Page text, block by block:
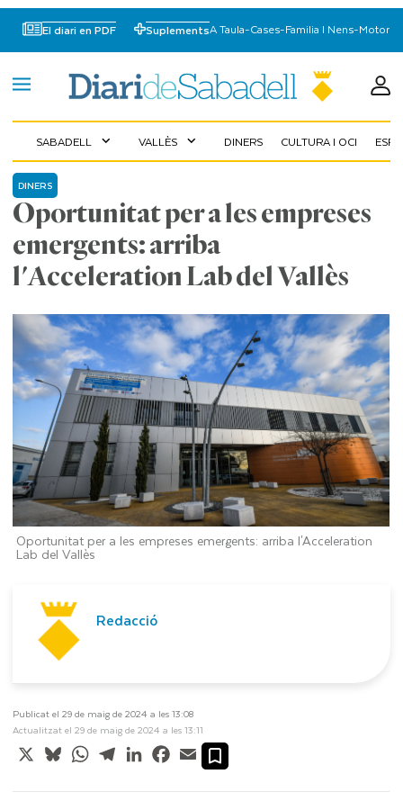
El diari en PDF SuplementsA Taula-Cases-Familia I Nens-Motor
SABADELL expand_more VALLÈS expand_more DINERS CULTURA I OCI
Oportunitat per a les empreses
emergents: arriba
l'Acceleration Lab del Vallès
DINERS
Oportunitat per a les empreses emergents: arriba l'Acceleration
Lab del Vallès
Redacció
Publicat el 29 de maig de 2024 a les 13:08
Actualitzat el 29 de maig de 2024 a les 13:11
X BlueskyWhatsApp
TelegramLinkedInFacebook
Email